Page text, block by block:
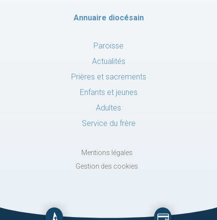
Annuaire diocésain
Paroisse
Actualités
Prières et sacrements
Enfants et jeunes
Adultes
Service du frère
Mentions légales
Gestion des cookies